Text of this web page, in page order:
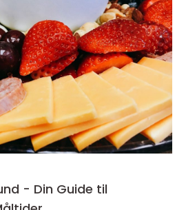
- Din Guide til